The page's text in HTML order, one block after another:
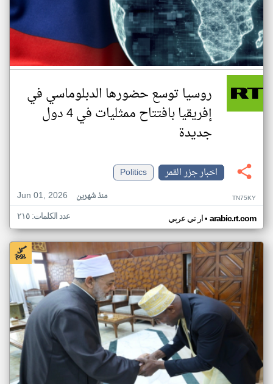
روسيا توسع حضورها الدبلوماسي في
إفريقيا بافتتاح ممثليات في 4 دول
جديدة
اخبار جزر القمر
Politics
Jun 01, 2026
منذ شهرين TN75KY
ار تي عربي• arabic.rt.com عدد الكلمات: ٢١٥